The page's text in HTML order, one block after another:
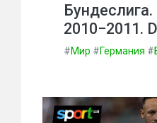
2010−2011.
#Мир #Германия #